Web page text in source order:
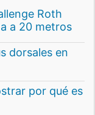
Roth
a 20 metros
dorsales en
por qué es